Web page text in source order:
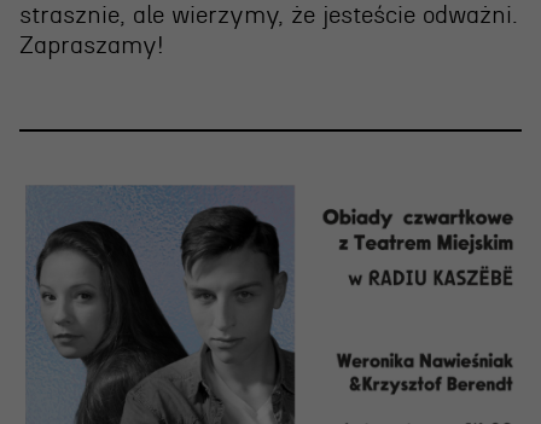
OSIECKA. ARCHIPELAGI
reż. Jacek Bała
strasznie, ale wierzymy, że jesteście odważni.
Zapraszamy!